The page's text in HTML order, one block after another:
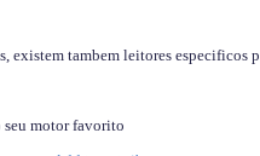
existem tambem leitores especificos
seu motor favorito